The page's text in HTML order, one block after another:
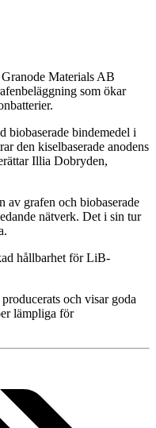
Materials AB
som ökar
biobaserade bindemedel i
den kiselbaserade anodens
Illia Dobryden,
av grafen och biobaserade
nätverk. Det i sin tur
hållbarhet för LiB-
och visar goda
lämpliga för